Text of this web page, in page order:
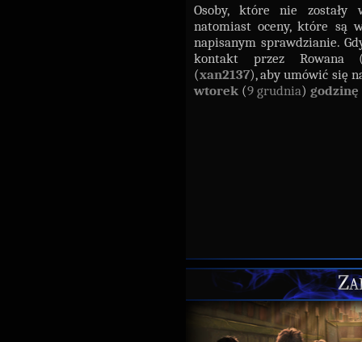
Osoby, które nie
natomiast oceny, które są
napisanym sprawdzianie.
kontakt przez Rowana
(xan2137), aby umówić się
wtorek (9 grudnia) godzinę